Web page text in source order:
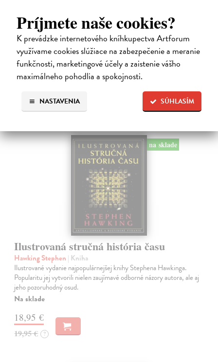
Príjmete naše cookies?
K prevádzke internetového kníhkupectva Artforum
využívame cookies slúžiace na zabezpečenie a meranie
funkčnosti, marketingové účely a zaistenie vášho
maximálneho pohodlia a spokojnosti.
SÚHLASÍM
NASTAVENIA
Konečně máme možnost přečíst si v češtině kouzelné Keplerovo dílko
sepsané v Praze nejspíše roku 1610. Je to jistě hezký dárek, stejně
jako kdysi byl před mnoha staletími tento novoroční pozdrav
autorovu…
Zasielame do 12 dní
4,56 €
na sklade
Ilustrovaná stručná história času
Hawking Stephen | Kniha
Ilustrované vydanie najpopulárnejšej knihy Stephena Hawkinga.
Popularitu jej vytvorili nielen zaujímavé odborné názory autora, ale aj
jeho pozoruhodný osud.
Na sklade
18,95 €
19,95 € ?